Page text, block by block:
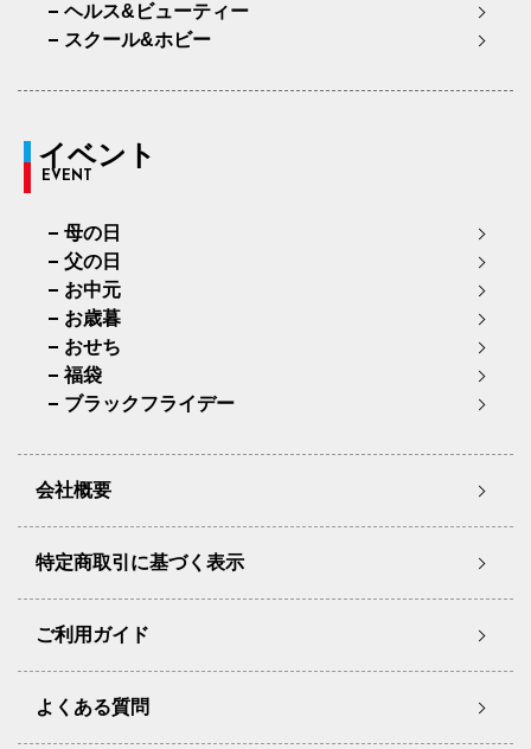
ヘルス&ビューティー
スクール&ホビー
イベント
EVENT
母の日
父の日
お中元
お歳暮
おせち
福袋
ブラックフライデー
会社概要
特定商取引に基づく表示
ご利用ガイド
よくある質問